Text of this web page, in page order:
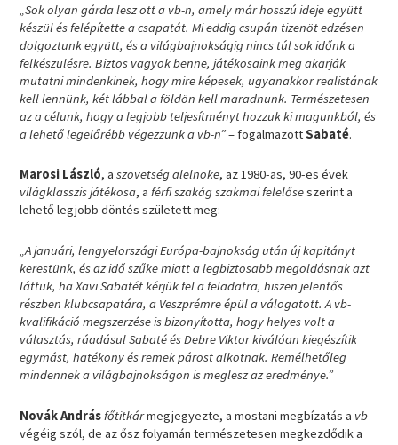
„Sok olyan gárda lesz ott a vb-n, amely már hosszú ideje együtt
készül és felépítette a csapatát. Mi eddig csupán tizenöt edzésen
dolgoztunk együtt, és a világbajnokságig nincs túl sok időnk a
felkészülésre. Biztos vagyok benne, játékosaink meg akarják
mutatni mindenkinek, hogy mire képesek, ugyanakkor realistának
kell lennünk, két lábbal a földön kell maradnunk. Természetesen
az a célunk, hogy a legjobb teljesítményt hozzuk ki magunkból, és
a lehető legelőrébb végezzünk a vb-n”– fogalmazottSabaté.
Marosi László, aszövetség alelnöke, az 1980-as, 90-es évek
világklasszis játékosa, aférfi szakág szakmai felelőseszerint a
lehető legjobb döntés született meg:
„A januári, lengyelországi Európa-bajnokság után új kapitányt
kerestünk, és az idő szűke miatt a legbiztosabb megoldásnak azt
láttuk, ha Xavi Sabatét kérjük fel a feladatra, hiszen jelentős
részben klubcsapatára, a Veszprémre épül a válogatott. A vb-
kvalifikáció megszerzése is bizonyította, hogy helyes volt a
választás, ráadásul Sabaté és Debre Viktor kiválóan kiegészítik
egymást, hatékony és remek párost alkotnak. Remélhetőleg
mindennek a világbajnokságon is meglesz az eredménye.”
Novák András főtitkármegjegyezte, a mostani megbízatás a vb
végéig szól, de az ősz folyamán természetesen megkezdődik a